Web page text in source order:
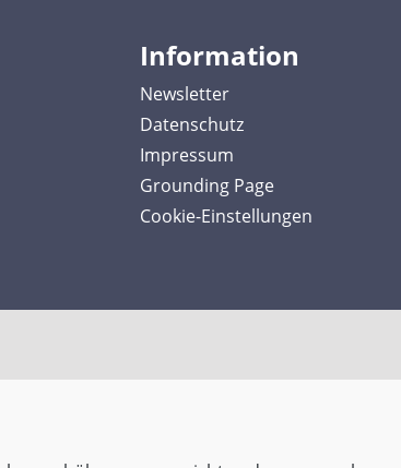
Information
Newsletter
Datenschutz
Impressum
Grounding Page
Cookie-Einstellungen